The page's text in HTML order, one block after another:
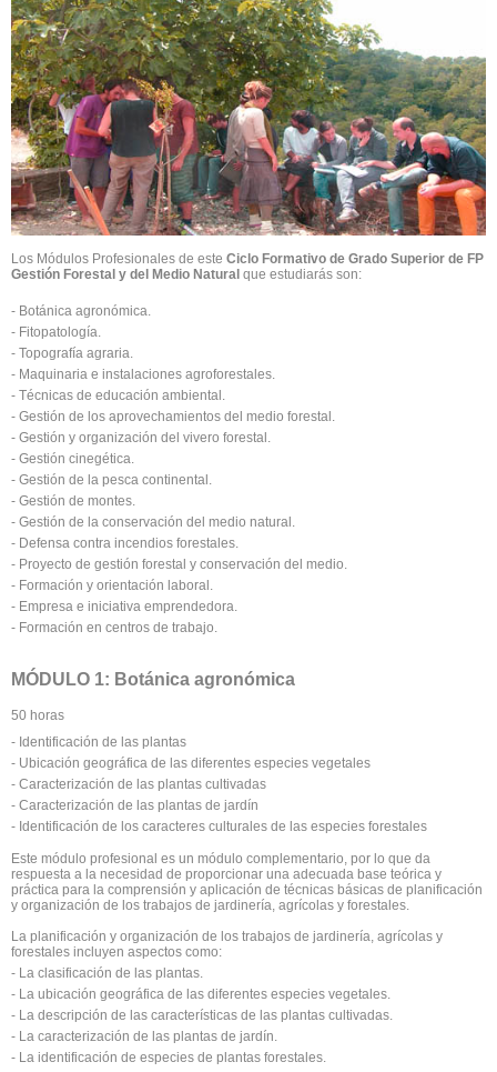
Los Módulos Profesionales de este Ciclo Formativo de Grado Superior de FP
Gestión Forestal y del Medio Natural que estudiarás son:
- Botánica agronómica.
- Fitopatología.
- Topografía agraria.
- Maquinaria e instalaciones agroforestales.
- Técnicas de educación ambiental.
- Gestión de los aprovechamientos del medio forestal.
- Gestión y organización del vivero forestal.
- Gestión cinegética.
- Gestión de la pesca continental.
- Gestión de montes.
- Gestión de la conservación del medio natural.
- Defensa contra incendios forestales.
- Proyecto de gestión forestal y conservación del medio.
- Formación y orientación laboral.
- Empresa e iniciativa emprendedora.
- Formación en centros de trabajo.
MÓDULO 1: Botánica agronómica
50 horas
- Identificación de las plantas
- Ubicación geográfica de las diferentes especies vegetales
- Caracterización de las plantas cultivadas
- Caracterización de las plantas de jardín
- Identificación de los caracteres culturales de las especies forestales
Este módulo profesional es un módulo complementario, por lo que da
respuesta a la necesidad de proporcionar una adecuada base teórica y
práctica para la comprensión y aplicación de técnicas básicas de planificación
y organización de los trabajos de jardinería, agrícolas y forestales.
La planificación y organización de los trabajos de jardinería, agrícolas y
forestales incluyen aspectos como:
- La clasificación de las plantas.
- La ubicación geográfica de las diferentes especies vegetales.
- La descripción de las características de las plantas cultivadas.
- La caracterización de las plantas de jardín.
- La identificación de especies de plantas forestales.